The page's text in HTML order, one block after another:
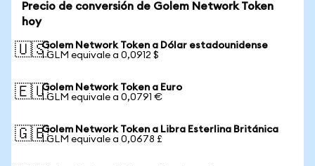
Precio de conversión de Golem Network Token
hoy
🇺🇸Golem Network Token a Dólar estadounidense
1 GLM equivale a 0,0912 $
🇪🇺Golem Network Token a Euro
1 GLM equivale a 0,0791 €
🇬🇧Golem Network Token a Libra Esterlina Británica
1 GLM equivale a 0,0678 £